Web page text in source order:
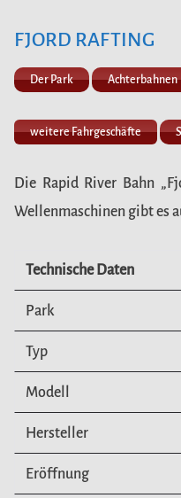
FJORD RAFTING
Der Park Achterbahnen
weitere Fahrgeschäfte
Die Rapid River Bahn
Wellenmaschinen gibt es
Technische Daten
Park
Typ
Modell
Hersteller
Eröffnung